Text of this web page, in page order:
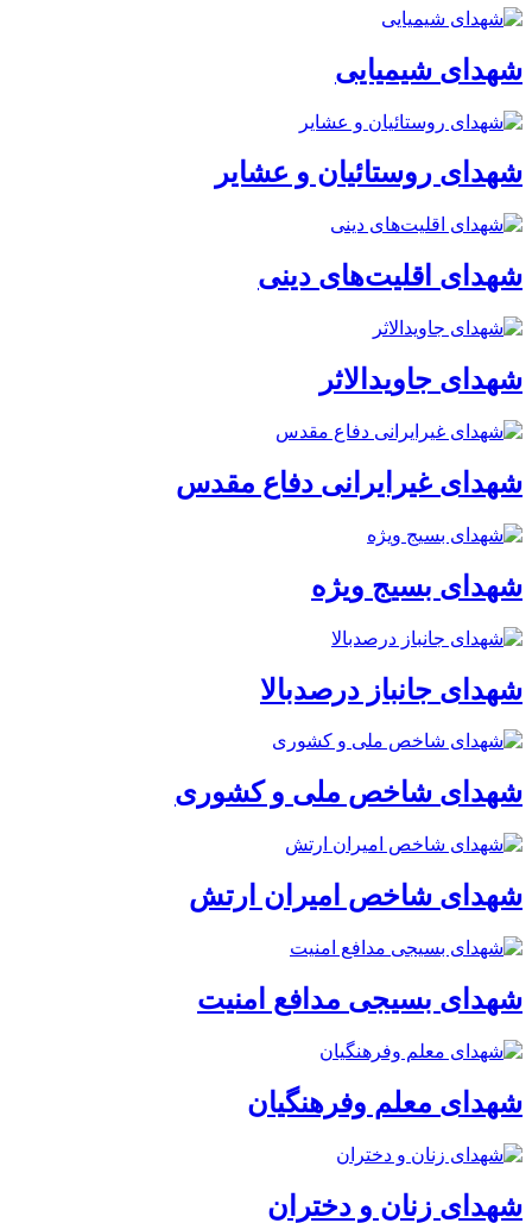
شهدای شیمیایی
شهدای روستائیان و عشایر
شهدای اقلیت‌های دینی
شهدای جاویدالاثر
شهدای غیرایرانی دفاع مقدس
شهدای بسیج ویژه
شهدای جانباز درصدبالا
شهدای شاخص ملی و کشوری
شهدای شاخص امیران ارتش
شهدای بسیجی مدافع امنیت
شهدای معلم وفرهنگیان
شهدای زنان و دختران